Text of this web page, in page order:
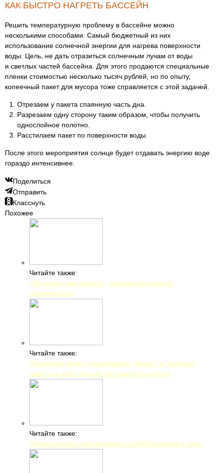
КАК БЫСТРО НАГРЕТЬ БАССЕЙН
Решить температурную проблему в бассейне можно
несколькими способами. Самый бюджетный из них
использование солнечной энергии для нагрева поверхности
воды. Цель, не дать отразиться солнечным лучам от воды
и светлых частей бассейна. Для этого продаются специальные
пленки стоимостью несколько тысяч рублей, но по опыту,
копеечный пакет для мусора тоже справляется с этой задачей.
Отрезаем у пакета спаянную часть дна.
Разрезаем одну сторону таким образом, чтобы получить
однослойное полотно.
Расстилаем пакет по поверхности воды.
После этого мероприятия солнце будет отдавать энергию воде
гораздо интенсивнее.
Поделиться
Отправить
Класснуть
Похожее
Читайте также:
«Лягушка» для пресса – техника лягушачьих
подтягиваний
Читайте также:
Полосатая диета: чередование “белых” и “цветных”
дней, как действенная методика похудения
Читайте также:
Худеем вкусно: летнее меню на 1400 калорий в день